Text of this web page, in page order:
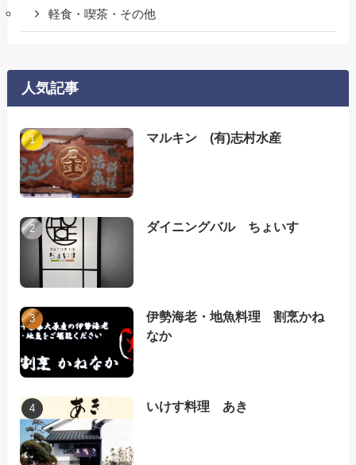
軽食・喫茶・その他
人気記事
マルキン (有)志村水産
ダイニングバル ちょいす
伊勢海老・地魚料理 割烹かね
なか
いけす料理 あき